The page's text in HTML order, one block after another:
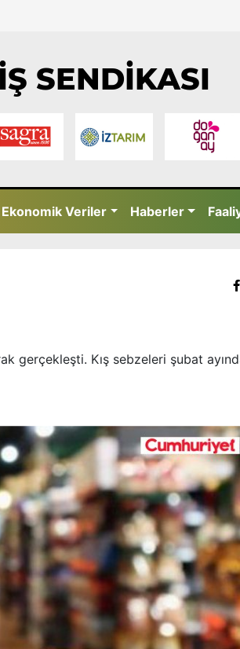
SENDİKASI
Ekonomik Veriler Haberler
gerçekleşti. Kış sebzeleri şubat